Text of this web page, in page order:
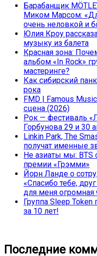
Барабанщик
Миком Марсом:
очень неловкой и
Юлия Кроу
музыку из балета
Красная зона:
альбом «In Rock»
мастеринге?
Как сибирский
рока
FMD | Famous
сцена (2026)
Рок — фестиваль
Горбунова 29 и 30
Linkin Park, The
получат именные
Не азиаты мы: BTS
премии «Грэмми»
Йорн Ланде о
«Спасибо тебе,
для меня огромная
Группа Sleep Token
за 10 лет!
Последние